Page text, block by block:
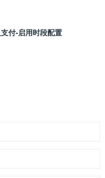
付‑启用时段配置